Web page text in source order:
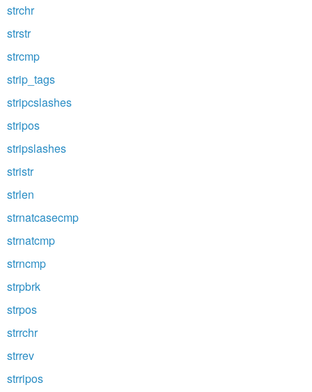
strchr
strstr
strcmp
strip_tags
stripcslashes
stripos
stripslashes
stristr
strlen
strnatcasecmp
strnatcmp
strncmp
strpbrk
strpos
strrchr
strrev
strripos